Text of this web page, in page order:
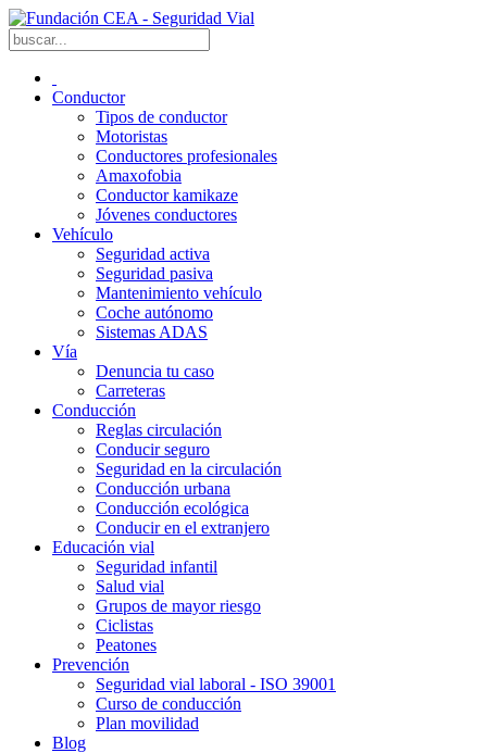
Conductor
Tipos de conductor
Motoristas
Conductores profesionales
Amaxofobia
Conductor kamikaze
Jóvenes conductores
Vehículo
Seguridad activa
Seguridad pasiva
Mantenimiento vehículo
Coche autónomo
Sistemas ADAS
Vía
Denuncia tu caso
Carreteras
Conducción
Reglas circulación
Conducir seguro
Seguridad en la circulación
Conducción urbana
Conducción ecológica
Conducir en el extranjero
Educación vial
Seguridad infantil
Salud vial
Grupos de mayor riesgo
Ciclistas
Peatones
Prevención
Seguridad vial laboral - ISO 39001
Curso de conducción
Plan movilidad
Blog